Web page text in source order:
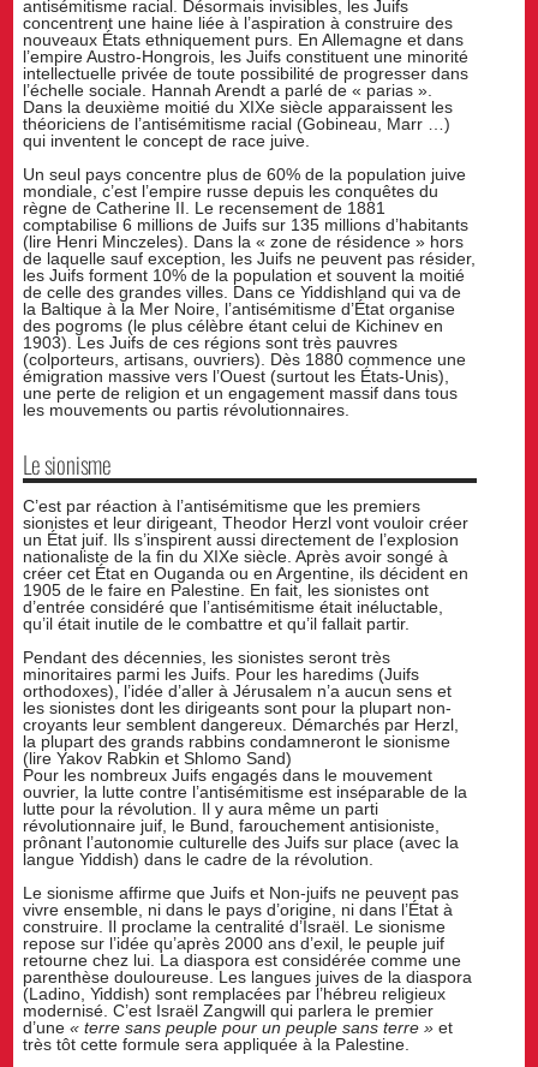
antisémitisme racial. Désormais invisibles, les Juifs
concentrent une haine liée à l’aspiration à construire des
nouveaux États ethniquement purs. En Allemagne et dans
l’empire Austro-Hongrois, les Juifs constituent une minorité
intellectuelle privée de toute possibilité de progresser dans
l’échelle sociale. Hannah Arendt a parlé de « parias ».
Dans la deuxième moitié du XIXe siècle apparaissent les
théoriciens de l’antisémitisme racial (Gobineau, Marr …)
qui inventent le concept de race juive.
Un seul pays concentre plus de 60% de la population juive
mondiale, c’est l’empire russe depuis les conquêtes du
règne de Catherine II. Le recensement de 1881
comptabilise 6 millions de Juifs sur 135 millions d’habitants
(lire Henri Minczeles). Dans la « zone de résidence » hors
de laquelle sauf exception, les Juifs ne peuvent pas résider,
les Juifs forment 10% de la population et souvent la moitié
de celle des grandes villes. Dans ce Yiddishland qui va de
la Baltique à la Mer Noire, l’antisémitisme d’État organise
des pogroms (le plus célèbre étant celui de Kichinev en
1903). Les Juifs de ces régions sont très pauvres
(colporteurs, artisans, ouvriers). Dès 1880 commence une
émigration massive vers l’Ouest (surtout les États-Unis),
une perte de religion et un engagement massif dans tous
les mouvements ou partis révolutionnaires.
Le sionisme
C’est par réaction à l’antisémitisme que les premiers
sionistes et leur dirigeant, Theodor Herzl vont vouloir créer
un État juif. Ils s’inspirent aussi directement de l’explosion
nationaliste de la fin du XIXe siècle. Après avoir songé à
créer cet État en Ouganda ou en Argentine, ils décident en
1905 de le faire en Palestine. En fait, les sionistes ont
d’entrée considéré que l’antisémitisme était inéluctable,
qu’il était inutile de le combattre et qu’il fallait partir.
Pendant des décennies, les sionistes seront très
minoritaires parmi les Juifs. Pour les haredims (Juifs
orthodoxes), l’idée d’aller à Jérusalem n’a aucun sens et
les sionistes dont les dirigeants sont pour la plupart non-
croyants leur semblent dangereux. Démarchés par Herzl,
la plupart des grands rabbins condamneront le sionisme
(lire Yakov Rabkin et Shlomo Sand)
Pour les nombreux Juifs engagés dans le mouvement
ouvrier, la lutte contre l’antisémitisme est inséparable de la
lutte pour la révolution. Il y aura même un parti
révolutionnaire juif, le Bund, farouchement antisioniste,
prônant l’autonomie culturelle des Juifs sur place (avec la
langue Yiddish) dans le cadre de la révolution.
Le sionisme affirme que Juifs et Non-juifs ne peuvent pas
vivre ensemble, ni dans le pays d’origine, ni dans l’État à
construire. Il proclame la centralité d’Israël. Le sionisme
repose sur l’idée qu’après 2000 ans d’exil, le peuple juif
retourne chez lui. La diaspora est considérée comme une
parenthèse douloureuse. Les langues juives de la diaspora
(Ladino, Yiddish) sont remplacées par l’hébreu religieux
modernisé. C’est Israël Zangwill qui parlera le premier
d’une« terre sans peuple pour un peuple sans terre » et
très tôt cette formule sera appliquée à la Palestine.